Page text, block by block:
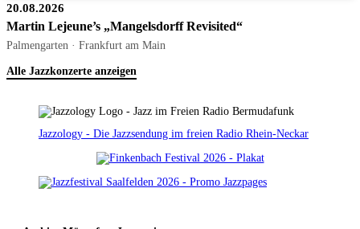
20.08.2026
Martin Lejeune’s „Mangelsdorff Revisited“
Palmengarten · Frankfurt am Main
Alle Jazzkonzerte anzeigen
Jazzology - Die Jazzsendung im freien Radio Rhein-Neckar